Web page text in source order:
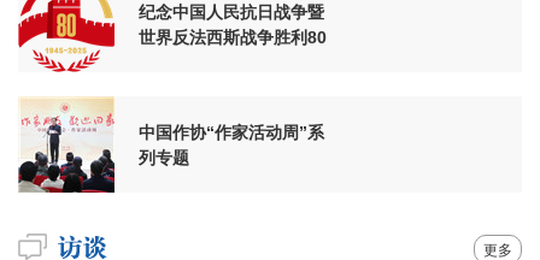
纪念中国人民抗日战争暨
世界反法西斯战争胜利80
中国作协“作家活动周”系
列专题
更多